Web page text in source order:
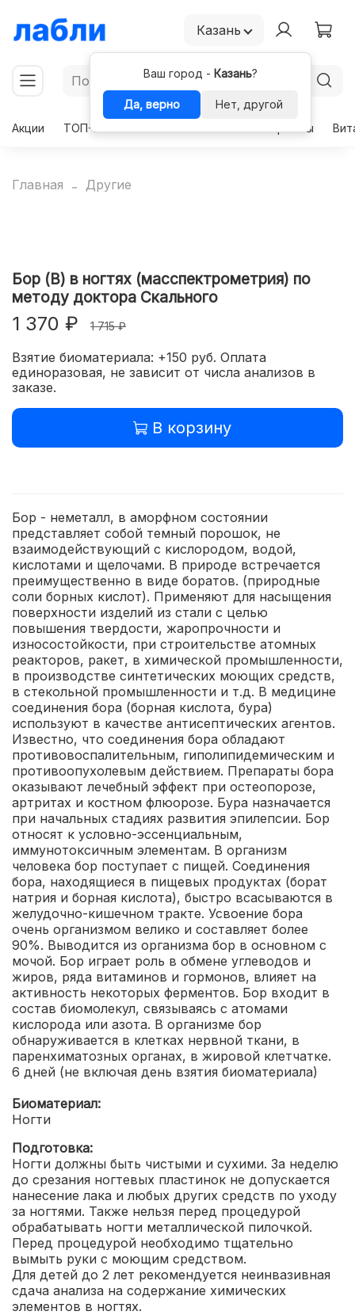
Казань
Ваш город - Казань?
Да, верно
Нет, другой
Акции
ТОП-50 Гормоны
Главная Другие
Бор (B) в ногтях (масспектрометрия) по
методу доктора Скального
1 370 ₽ 1 715 ₽
Взятие биоматериала: +150 руб. Оплата
единоразовая, не зависит от числа анализов в
заказе.
В корзину
Бор - неметалл, в аморфном состоянии
представляет собой темный порошок, не
взаимодействующий с кислородом, водой,
кислотами и щелочами. В природе встречается
преимущественно в виде боратов. (природные
соли борных кислот). Применяют для насыщения
поверхности изделий из стали с целью
повышения твердости, жаропрочности и
износостойкости, при строительстве атомных
реакторов, ракет, в химической промышленности,
в производстве синтетических моющих средств,
в стекольной промышленности и т.д. В медицине
соединения бора (борная кислота, бура)
используют в качестве антисептических агентов.
Известно, что соединения бора обладают
противовоспалительным, гиполипидемическим и
противоопухолевым действием. Препараты бора
оказывают лечебный эффект при остеопорозе,
артритах и костном флюорозе. Бура назначается
при начальных стадиях развития эпилепсии. Бор
относят к условно-эссенциальным,
иммунотоксичным элементам. В организм
человека бор поступает с пищей. Соединения
бора, находящиеся в пищевых продуктах (борат
натрия и борная кислота), быстро всасываются в
желудочно-кишечном тракте. Усвоение бора
очень организмом велико и составляет более
90%. Выводится из организма бор в основном с
мочой. Бор играет роль в обмене углеводов и
жиров, ряда витаминов и гормонов, влияет на
активность некоторых ферментов. Бор входит в
состав биомолекул, связываясь с атомами
кислорода или азота. В организме бор
обнаруживается в клетках нервной ткани, в
паренхиматозных органах, в жировой клетчатке.
6 дней (не включая день взятия биоматериала)
Биоматериал:
Ногти
Подготовка:
Ногти должны быть чистыми и сухими. За неделю
до срезания ногтевых пластинок не допускается
нанесение лака и любых других средств по уходу
за ногтями. Также нельзя перед процедурой
обрабатывать ногти металлической пилочкой.
Перед процедурой необходимо тщательно
вымыть руки с моющим средством.
Для детей до 2 лет рекомендуется неинвазивная
сдача анализа на содержание химических
элементов в ногтях.